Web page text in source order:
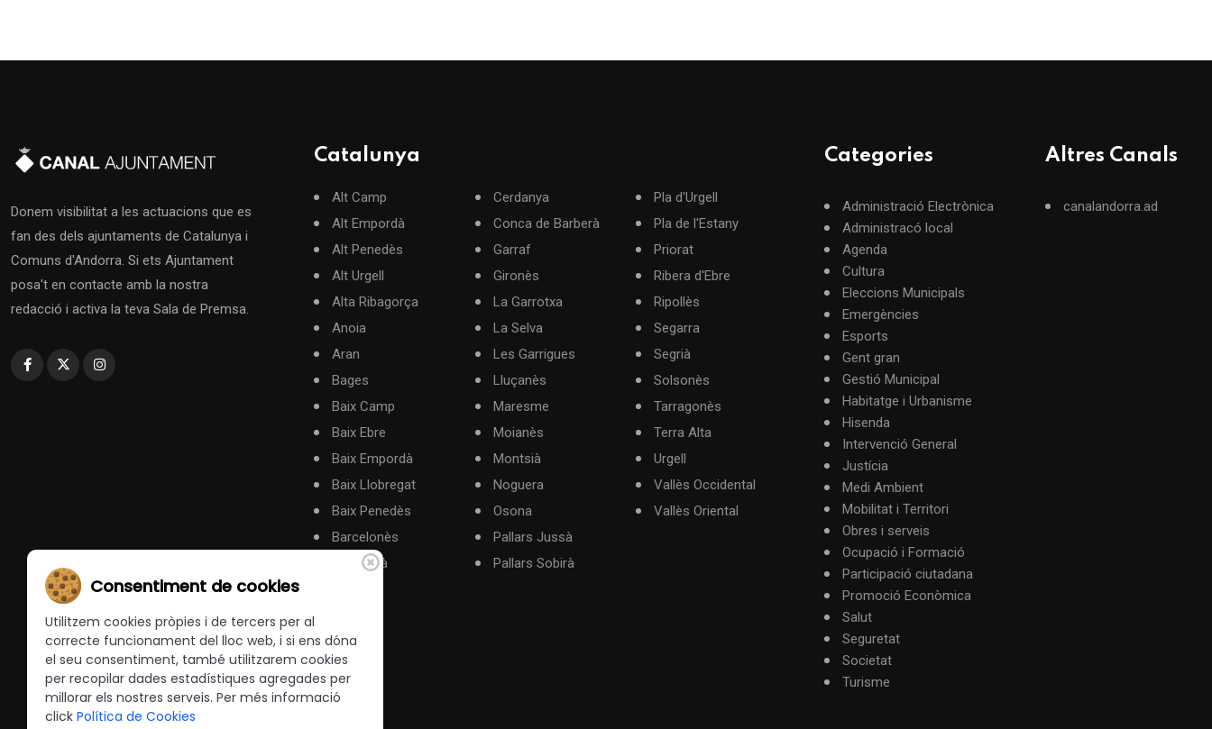
Donem visibilitat a les actuacions que es
fan des dels ajuntaments de Catalunya i
Comuns d'Andorra. Si ets Ajuntament
posa't en contacte amb la nostra
redacció i activa la teva Sala de Premsa.
Catalunya
Alt Camp
Alt Empordà
Alt Penedès
Alt Urgell
Alta Ribagorça
Anoia
Aran
Bages
Baix Camp
Baix Ebre
Baix Empordà
Baix Llobregat
Baix Penedès
Barcelonès
Berguedà
Cerdanya
Conca de Barberà
Garraf
Gironès
La Garrotxa
La Selva
Les Garrigues
Lluçanès
Maresme
Moianès
Montsià
Noguera
Osona
Pallars Jussà
Pallars Sobirà
Pla d'Urgell
Pla de l'Estany
Priorat
Ribera d'Ebre
Ripollès
Segarra
Segrià
Solsonès
Tarragonès
Terra Alta
Urgell
Vallès Occidental
Vallès Oriental
Categories
Administració Electrònica
Administracó local
Agenda
Cultura
Eleccions Municipals
Emergències
Esports
Gent gran
Gestió Municipal
Habitatge i Urbanisme
Hisenda
Intervenció General
Justícia
Medi Ambient
Mobilitat i Territori
Obres i serveis
Ocupació i Formació
Participació ciutadana
Promoció Econòmica
Salut
Seguretat
Societat
Turisme
Altres Canals
canalandorra.ad
Consentiment de cookies
Utilitzem cookies pròpies i de tercers per al
correcte funcionament del lloc web, i si ens dóna
el seu consentiment, també utilitzarem cookies
per recopilar dades estadístiques agregades per
millorar els nostres serveis. Per més informació
click Política de Cookies